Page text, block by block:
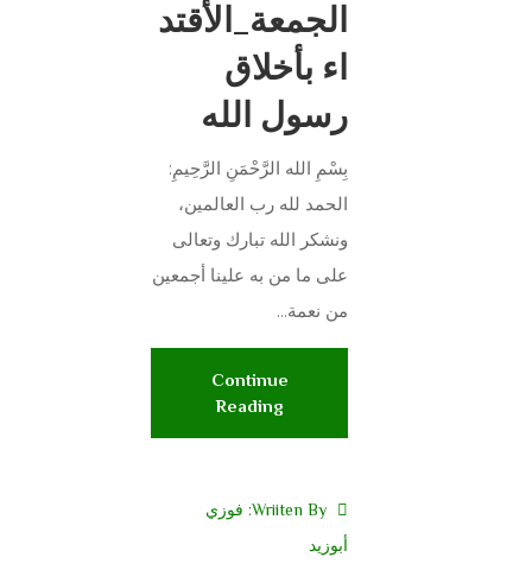
الجمعة_الأقتد
اء بأخلاق
رسول الله
بِسْمِ الله الرَّحْمَنِ الرَّحِيمِ:
الحمد لله رب العالمين،
ونشكر الله تبارك وتعالى
على ما من به علينا أجمعين
من نعمة...
Continue
Reading
Wriiten By: فوزي
أبوزيد